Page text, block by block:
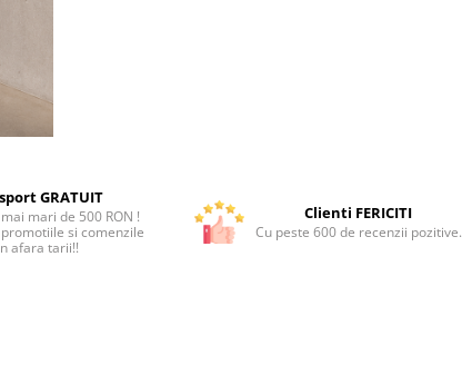
GRATUIT
mari de 500 RON !
si comenzile
afara tarii!!
Clienti FERICITI
Cu peste 600 de recenzii pozitive.